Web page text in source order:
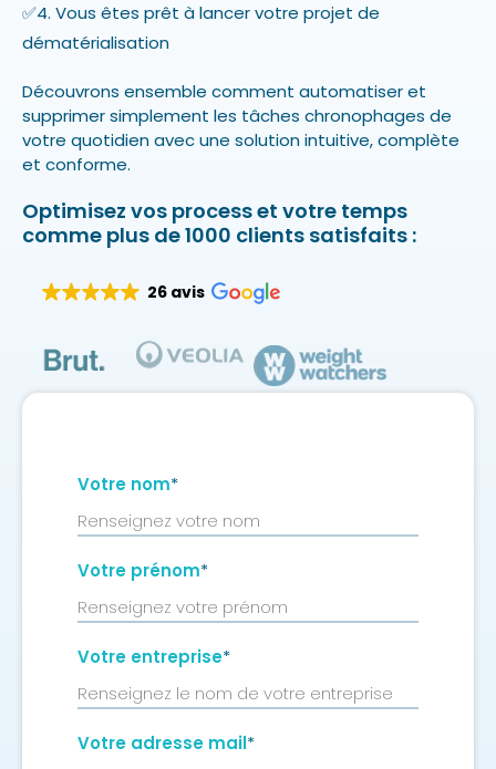
✅4. Vous êtes prêt à lancer votre projet de
dématérialisation
Découvrons ensemble comment automatiser et
supprimer simplement les tâches chronophages de
votre quotidien avec une solution intuitive, complète
et conforme.
Optimisez vos process et votre temps
comme plus de 1000 clients satisfaits :
26 avis
Votre nom*
Votre prénom*
Votre entreprise*
Votre adresse mail*